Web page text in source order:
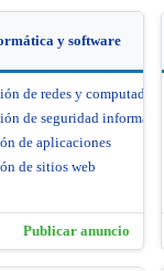
y software
de redes y computadoras
de seguridad informática
de aplicaciones
de sitios web
Publicar anuncio